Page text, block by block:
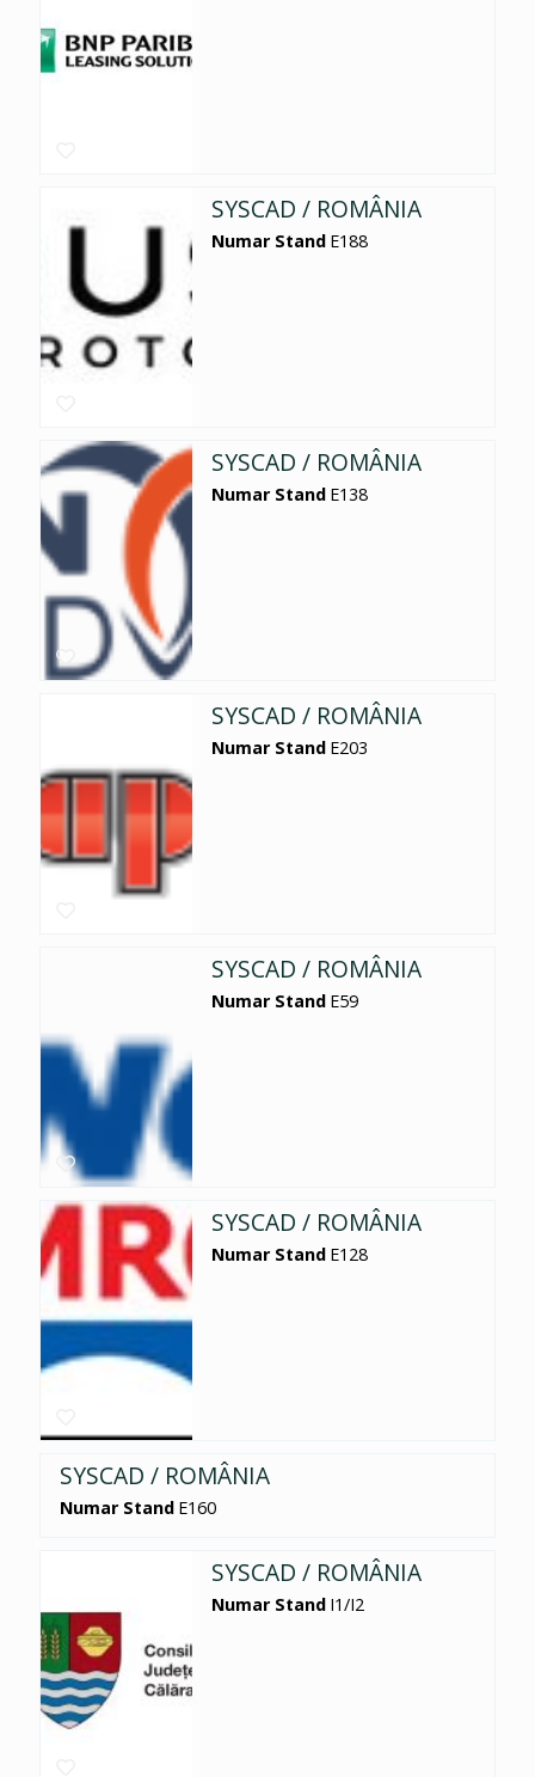
SYSCAD / ROMÂNIA
Numar Stand E188
SYSCAD / ROMÂNIA
Numar Stand E138
SYSCAD / ROMÂNIA
Numar Stand E203
SYSCAD / ROMÂNIA
Numar Stand E59
SYSCAD / ROMÂNIA
Numar Stand E128
SYSCAD / ROMÂNIA
Numar Stand E160
SYSCAD / ROMÂNIA
Numar Stand I1/I2